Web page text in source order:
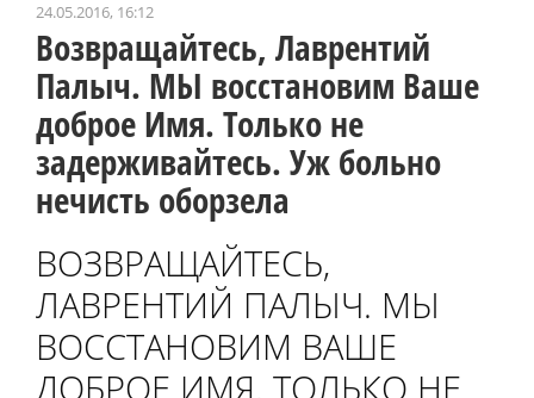
24.05.2016, 16:12
Возвращайтесь, Лаврентий
Палыч. МЫ восстановим Ваше
доброе Имя. Только не
задерживайтесь. Уж больно
нечисть оборзела
ВОЗВРАЩАЙТЕСЬ,
ЛАВРЕНТИЙ ПАЛЫЧ. МЫ
ВОССТАНОВИМ ВАШЕ
ДОБРОЕ ИМЯ. ТОЛЬКО НЕ